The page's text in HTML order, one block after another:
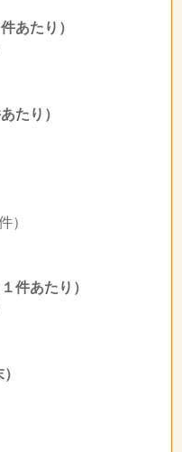
件あたり）
たり）
）
１件あたり）
）